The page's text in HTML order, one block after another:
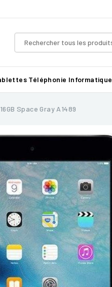
Téléphonie Informatique
Space Gray A1489